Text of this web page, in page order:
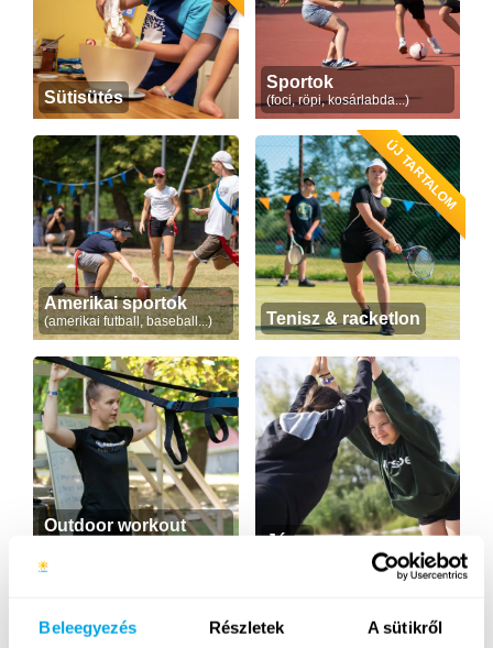
Beleegyezés Részletek A sütikről
Sütisütés
Sportok
(foci, röpi, kosárlabda...)
Amerikai sportok
(amerikai futball, baseball...)
ÚJ TARTALOM
Tenisz & racketlon
Outdoor workout
Jóga
ÚJ